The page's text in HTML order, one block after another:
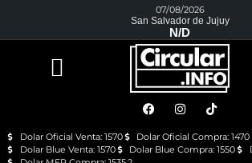
07/08/2026
San Salvador de Jujuy
N/D
Dolar Oficial Venta: 1570
Dolar Oficial Compra: 1470
Dolar Blue Venta: 1570
Dolar Blue Compra: 1550